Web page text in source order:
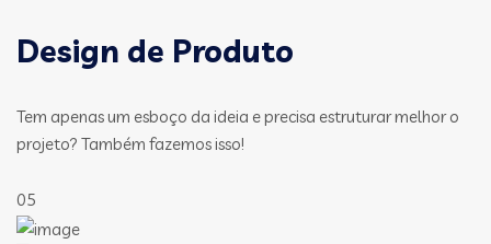
Design de Produto
Tem apenas um esboço da ideia e precisa estruturar melhor o
projeto? Também fazemos isso!
05